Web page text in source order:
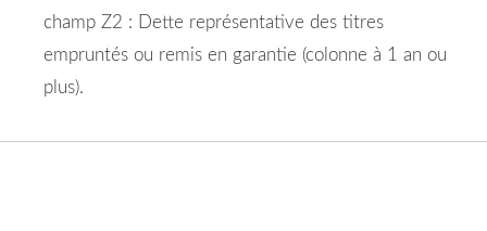
champ Z2 : Dette représentative des titres
empruntés ou remis en garantie (colonne à 1 an ou
plus).